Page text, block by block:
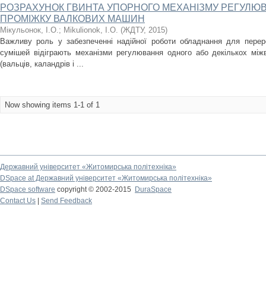
РОЗРАХУНОК ГВИНТА УПОРНОГО МЕХАНІЗМУ
ПРОМІЖКУ ВАЛКОВИХ МАШИН
Мікульонок, І.О.; Mikulionok, І.О. (ЖДТУ, 2015)
Важливу роль у забезпеченні надійної роботи обладнання для
сумішей відіграють механізми регулювання одного або декількох
(вальців, каландрів і ...
Now showing items 1-1 of 1
Державний університет «Житомирська політехніка»
DSpace at Державний університет «Житомирська політехніка»
DSpace software copyright © 2002-2015
DuraSpace
Contact Us
Send Feedback